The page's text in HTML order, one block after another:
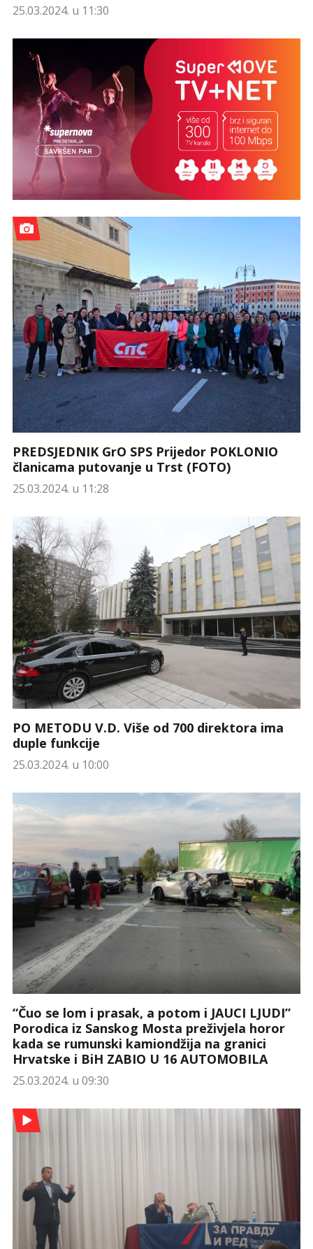
25.03.2024. u 11:30
PREDSJEDNIK GrO SPS Prijedor POKLONIO
članicama putovanje u Trst (FOTO)
25.03.2024. u 11:28
PO METODU V.D. Više od 700 direktora ima
duple funkcije
25.03.2024. u 10:00
“Čuo se lom i prasak, a potom i JAUCI LJUDI”
Porodica iz Sanskog Mosta preživjela horor
kada se rumunski kamiondžija na granici
Hrvatske i BiH ZABIO U 16 AUTOMOBILA
25.03.2024. u 09:30